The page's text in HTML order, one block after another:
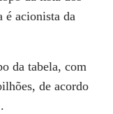
é acionista da
da tabela, com
de acordo
.